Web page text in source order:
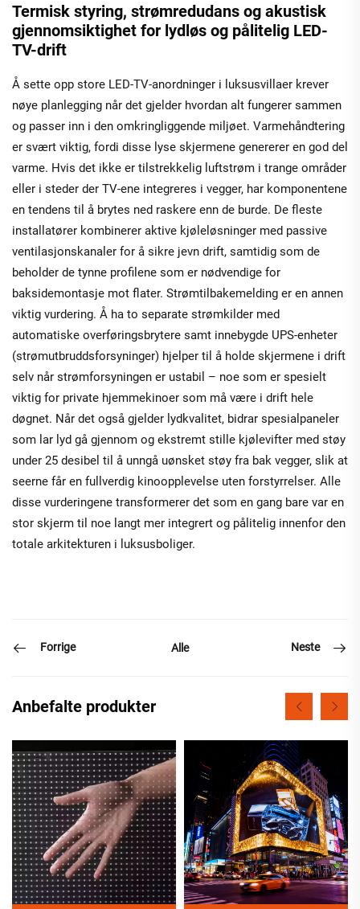
Termisk styring, strømredudans og akustisk
gjennomsiktighet for lydløs og pålitelig LED-
TV-drift
Å sette opp store LED-TV-anordninger i luksusvillaer krever
nøye planlegging når det gjelder hvordan alt fungerer sammen
og passer inn i den omkringliggende miljøet. Varmehåndtering
er svært viktig, fordi disse lyse skjermene genererer en god del
varme. Hvis det ikke er tilstrekkelig luftstrøm i trange områder
eller i steder der TV-ene integreres i vegger, har komponentene
en tendens til å brytes ned raskere enn de burde. De fleste
installatører kombinerer aktive kjøleløsninger med passive
ventilasjonskanaler for å sikre jevn drift, samtidig som de
beholder de tynne profilene som er nødvendige for
baksidemontasje mot flater. Strømtilbakemelding er en annen
viktig vurdering. Å ha to separate strømkilder med
automatiske overføringsbrytere samt innebygde UPS-enheter
(strømutbruddsforsyninger) hjelper til å holde skjermene i drift
selv når strømforsyningen er ustabil – noe som er spesielt
viktig for private hjemmekinoer som må være i drift hele
døgnet. Når det også gjelder lydkvalitet, bidrar spesialpaneler
som lar lyd gå gjennom og ekstremt stille kjølevifter med støy
under 25 desibel til å unngå uønsket støy fra bak vegger, slik at
seerne får en fullverdig kinoopplevelse uten forstyrrelser. Alle
disse vurderingene transformerer det som en gang bare var en
stor skjerm til noe langt mer integrert og pålitelig innenfor den
totale arkitekturen i luksusboliger.
Forrige Alle Neste
Anbefalte produkter